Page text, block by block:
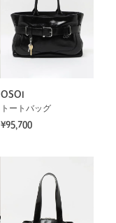
OSOI
トートバッグ
¥95,700